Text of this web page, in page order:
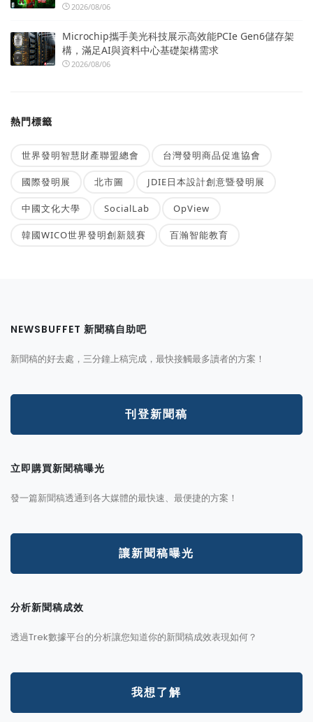
2026/08/06
Microchip攜手美光科技展示高效能PCIe Gen6儲存架
構，滿足AI與資料中心基礎架構需求
2026/08/06
熱門標籤
世界發明智慧財產聯盟總會 台灣發明商品促進協會
國際發明展 北市圖 JDIE日本設計創意暨發明展
中國文化大學 SocialLab OpView
韓國WICO世界發明創新競賽 百瀚智能教育
NEWSBUFFET 新聞稿自助吧
新聞稿的好去處，三分鐘上稿完成，最快接觸最多讀者的方案！
刊登新聞稿
立即購買新聞稿曝光
發一篇新聞稿透通到各大媒體的最快速、最便捷的方案！
讓新聞稿曝光
分析新聞稿成效
透過Trek數據平台的分析讓您知道你的新聞稿成效表現如何？
我想了解